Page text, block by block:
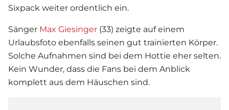
Sixpack weiter ordentlich ein.
Sänger Max Giesinger (33) zeigte auf einem
Urlaubsfoto ebenfalls seinen gut trainierten Körper.
Solche Aufnahmen sind bei dem Hottie eher selten.
Kein Wunder, dass die Fans bei dem Anblick
komplett aus dem Häuschen sind.